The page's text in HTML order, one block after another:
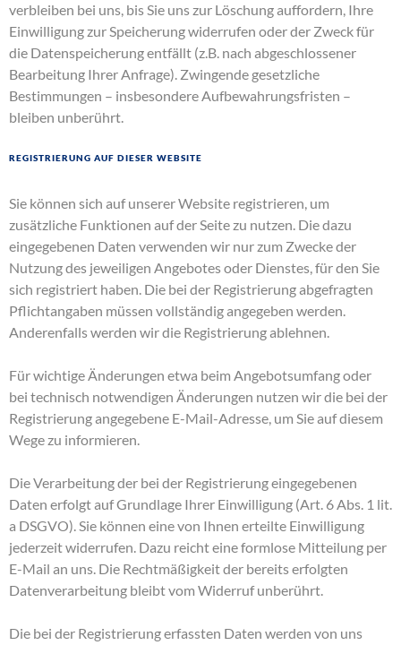
verbleiben bei uns, bis Sie uns zur Löschung auffordern, Ihre
Einwilligung zur Speicherung widerrufen oder der Zweck für
die Datenspeicherung entfällt (z.B. nach abgeschlossener
Bearbeitung Ihrer Anfrage). Zwingende gesetzliche
Bestimmungen – insbesondere Aufbewahrungsfristen –
bleiben unberührt.
Registrierung auf dieser Website
Sie können sich auf unserer Website registrieren, um
zusätzliche Funktionen auf der Seite zu nutzen. Die dazu
eingegebenen Daten verwenden wir nur zum Zwecke der
Nutzung des jeweiligen Angebotes oder Dienstes, für den Sie
sich registriert haben. Die bei der Registrierung abgefragten
Pflichtangaben müssen vollständig angegeben werden.
Anderenfalls werden wir die Registrierung ablehnen.
Für wichtige Änderungen etwa beim Angebotsumfang oder
bei technisch notwendigen Änderungen nutzen wir die bei der
Registrierung angegebene E-Mail-Adresse, um Sie auf diesem
Wege zu informieren.
Die Verarbeitung der bei der Registrierung eingegebenen
Daten erfolgt auf Grundlage Ihrer Einwilligung (Art. 6 Abs. 1 lit.
a DSGVO). Sie können eine von Ihnen erteilte Einwilligung
jederzeit widerrufen. Dazu reicht eine formlose Mitteilung per
E-Mail an uns. Die Rechtmäßigkeit der bereits erfolgten
Datenverarbeitung bleibt vom Widerruf unberührt.
Die bei der Registrierung erfassten Daten werden von uns